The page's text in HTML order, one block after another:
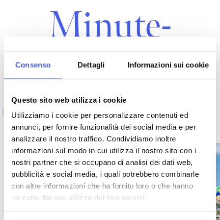
Consenso Dettagli Informazioni sui cookie
Questo sito web utilizza i cookie
Utilizziamo i cookie per personalizzare contenuti ed
annunci, per fornire funzionalità dei social media e per
analizzare il nostro traffico. Condividiamo inoltre
informazioni sul modo in cui utilizza il nostro sito con i
nostri partner che si occupano di analisi dei dati web,
pubblicità e social media, i quali potrebbero combinarle
con altre informazioni che ha fornito loro o che hanno
raccolto dal suo utilizzo dei loro servizi.
Minute-
Angebote
Alles Winter, entspannen Meer, Sommer